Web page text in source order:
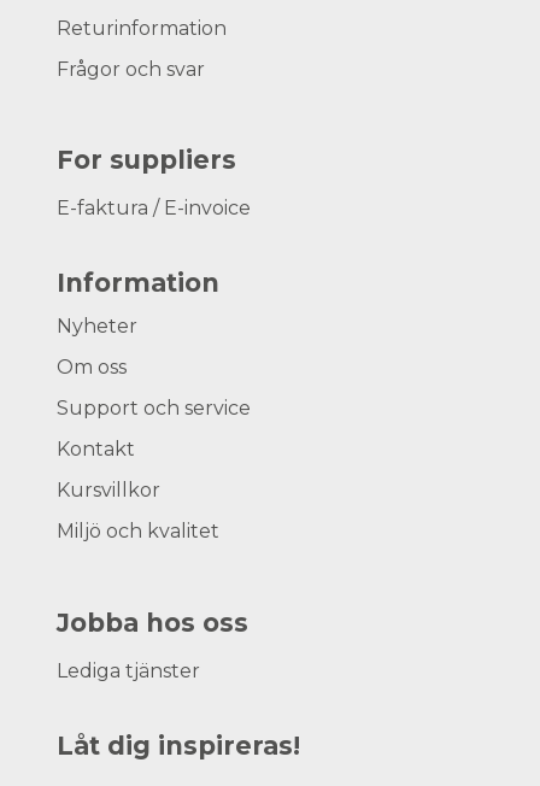
Returinformation
Frågor och svar
For suppliers
E-faktura / E-invoice
Information
Nyheter
Om oss
Support och service
Kontakt
Kursvillkor
Miljö och kvalitet
Jobba hos oss
Lediga tjänster
Låt dig inspireras!